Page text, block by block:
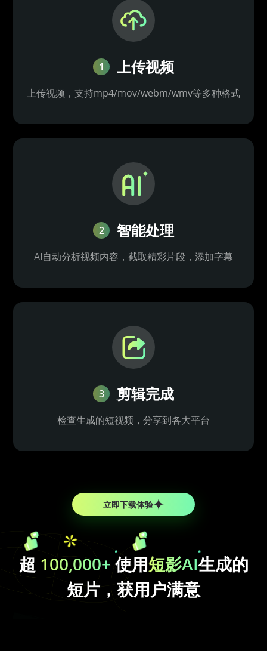
1 上传视频
上传视频，支持mp4/mov/webm/wmv等多种格式
2 智能处理
AI自动分析视频内容，截取精彩片段，添加字幕
3 剪辑完成
检查生成的短视频，分享到各大平台
立即下载体验
超 100,000+使用短影AI生成的
短片，获用户满意